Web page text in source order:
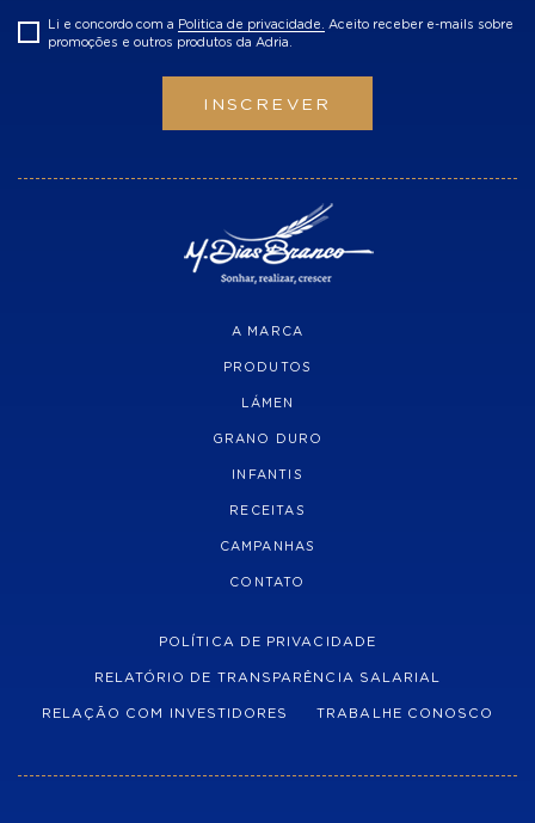
Li e concordo com a Politica de privacidade.
Aceito receber e-mails sobre
promoções e outros produtos da Adria.
INSCREVER
A MARCA
PRODUTOS
LÁMEN
GRANO DURO
INFANTIS
RECEITAS
CAMPANHAS
CONTATO
POLÍTICA DE PRIVACIDADE
RELATÓRIO DE TRANSPARÊNCIA SALARIAL
RELAÇÃO COM INVESTIDORES TRABALHE CONOSCO